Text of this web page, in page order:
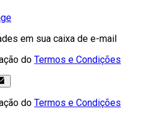
em sua caixa de e-mail
do Termos e Condições
do Termos e Condições